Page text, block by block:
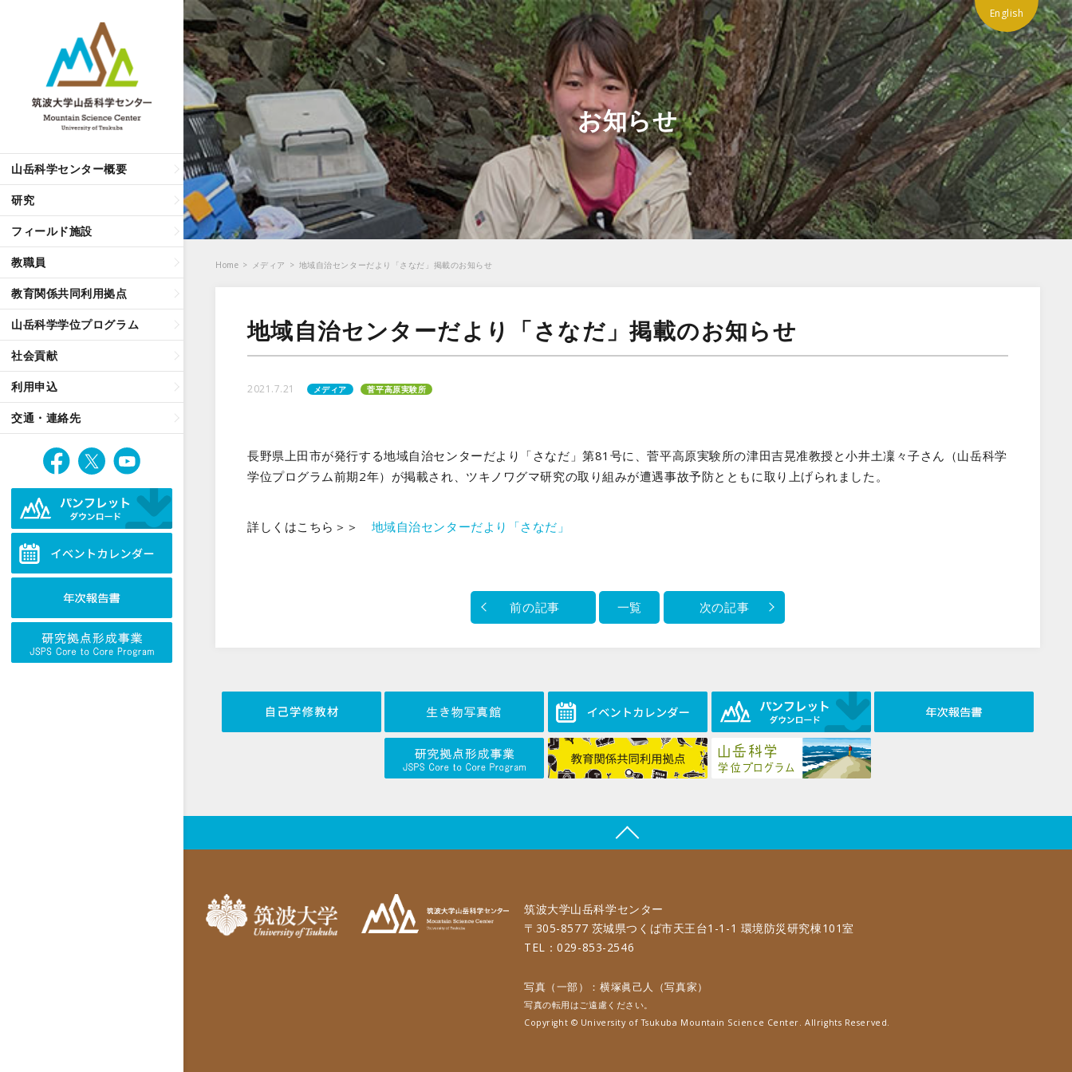
山岳科学センター概要
研究
フィールド施設
教職員
教育関係共同利用拠点
山岳科学学位プログラム
社会貢献
利用申込
交通・連絡先
English
お知らせ
Home > メディア > 地域自治センターだより「さなだ」掲載のお知らせ
地域自治センターだより「さなだ」掲載のお知らせ
2021.7.21 メディア 菅平高原実験所
長野県上田市が発行する地域自治センターだより「さなだ」第81号に、菅平高原実験所の津田吉晃准教授と小井土凜々子さん（山岳科学
学位プログラム前期2年）が掲載され、ツキノワグマ研究の取り組みが遭遇事故予防とともに取り上げられました。
詳しくはこちら＞＞ 地域自治センターだより「さなだ」
前の記事 一覧 次の記事
筑波大学山岳科学センター
〒305-8577 茨城県つくば市天王台1-1-1 環境防災研究棟101室
TEL：029-853-2546
写真（一部）：横塚眞己人（写真家）
写真の転用はご遠慮ください。
Copyright © University of Tsukuba Mountain Science Center. Allrights Reserved.